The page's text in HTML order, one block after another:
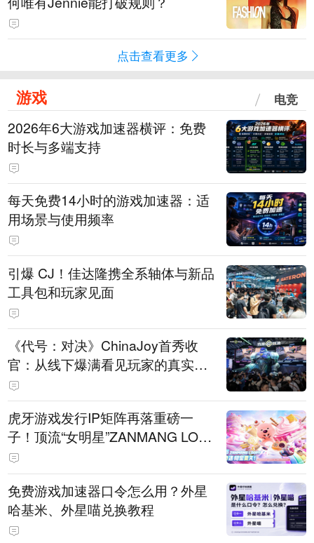
点击查看更多
游戏 电竞
2026年6大游戏加速器横评：免费
时长与多端支持
每天免费14小时的游戏加速器：适
用场景与使用频率
引爆 CJ！佳达隆携全系轴体与新品
工具包和玩家见面
《代号：对决》ChinaJoy首秀收
官：从线下爆满看见玩家的真实期
待
虎牙游戏发行IP矩阵再落重磅一
子！顶流“女明星”ZANMANG LOO
PY 正版3D消除手游《消消奇遇》
惊喜曝光
免费游戏加速器口令怎么用？外星
哈基米、外星喵兑换教程